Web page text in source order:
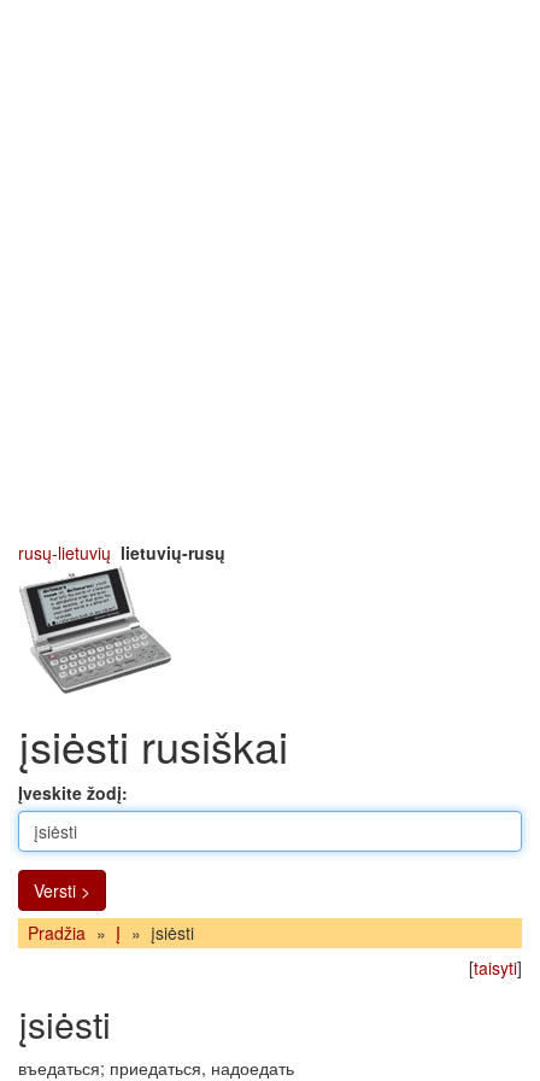
rusų-lietuvių lietuvių-rusų
įsiėsti rusiškai
Įveskite žodį:
Versti >
Pradžia » Į » įsiėsti
[taisyti]
įsiėsti
въедаться; приедаться, надоедать